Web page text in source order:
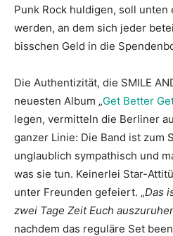
Punk Rock huldigen, soll
werden, an dem sich jeder
bisschen Geld in die
Die Authentizität, die SMILE
neuesten Album „Get Better
legen, vermitteln die Berliner
ganzer Linie: Die Band ist zum
unglaublich sympathisch und
was sie tun. Keinerlei Star-
unter Freunden gefeiert. „Das
zwei Tage Zeit Euch
nachdem das reguläre Set